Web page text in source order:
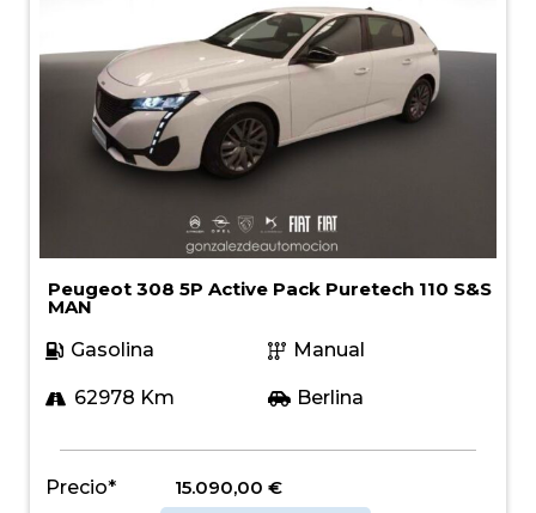
Peugeot 308 5P Active Pack Puretech 110 S&S
MAN
Gasolina
Manual
62978 Km Berlina
Precio* 15.090,00 €